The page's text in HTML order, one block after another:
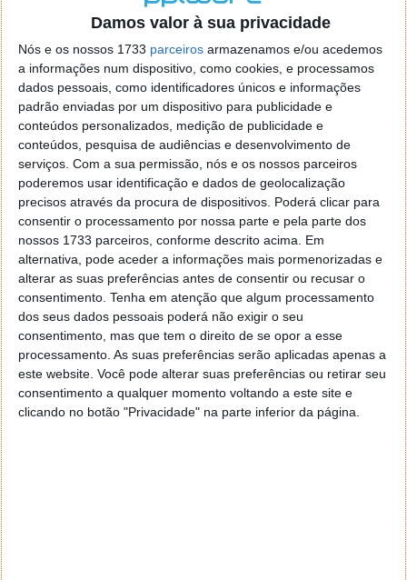
Damos valor à sua privacidade
Nós e os nossos 1733 parceiros armazenamos e/ou acedemos
a informações num dispositivo, como cookies, e processamos
dados pessoais, como identificadores únicos e informações
padrão enviadas por um dispositivo para publicidade e
conteúdos personalizados, medição de publicidade e
conteúdos, pesquisa de audiências e desenvolvimento de
serviços. Com a sua permissão, nós e os nossos parceiros
poderemos usar identificação e dados de geolocalização
precisos através da procura de dispositivos. Poderá clicar para
consentir o processamento por nossa parte e pela parte dos
nossos 1733 parceiros, conforme descrito acima. Em
alternativa, pode aceder a informações mais pormenorizadas e
alterar as suas preferências antes de consentir ou recusar o
consentimento. Tenha em atenção que algum processamento
dos seus dados pessoais poderá não exigir o seu
consentimento, mas que tem o direito de se opor a esse
processamento. As suas preferências serão aplicadas apenas a
este website. Você pode alterar suas preferências ou retirar seu
consentimento a qualquer momento voltando a este site e
clicando no botão "Privacidade" na parte inferior da página.
Este artigo tem mais de um ano
Acompanhe o Pplware no Google Notícias
Proponha uma correção, faça uma sugestão
Autor:Pedro Simões
PRÓXIMO ARTIGO
Bubbleator – toda a informação no ecrã de fundo do
Android